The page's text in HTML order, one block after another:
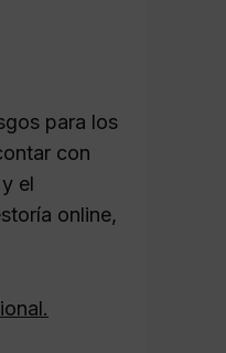
para los
con
el
online,